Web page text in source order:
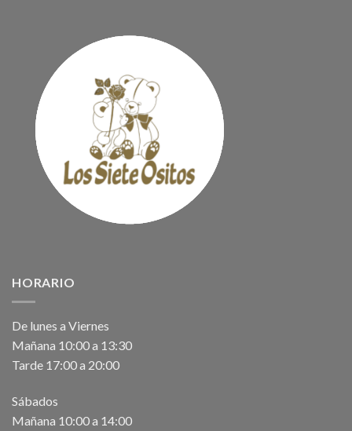
HORARIO
De lunes a Viernes
Mañana 10:00 a 13:30
Tarde 17:00 a 20:00
Sábados
Mañana 10:00 a 14:00